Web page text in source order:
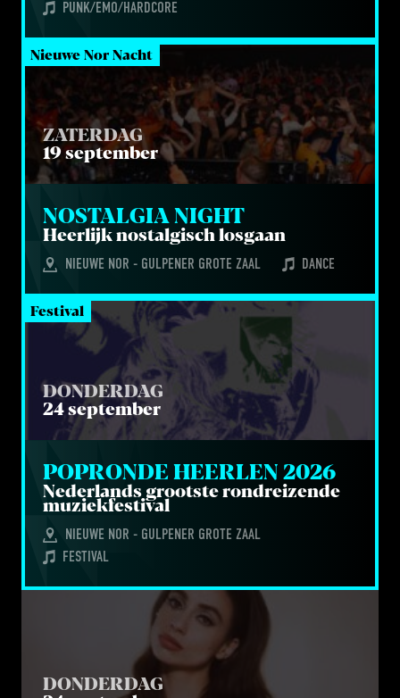
PUNK/EMO/HARDCORE
Nieuwe Nor Nacht
ZATERDAG
19 september
NOS­TAL­GIA NIGHT
Heer­lijk nos­tal­gisch losgaan
NIEUWE NOR - GULPENER GROTE ZAAL DANCE
Festival
DONDERDAG
24 september
POP­RON­DE HEER­LEN 2026
Neder­lands groot­ste rond­rei­zen­de
muziekfestival
NIEUWE NOR - GULPENER GROTE ZAAL
FESTIVAL
DONDERDAG